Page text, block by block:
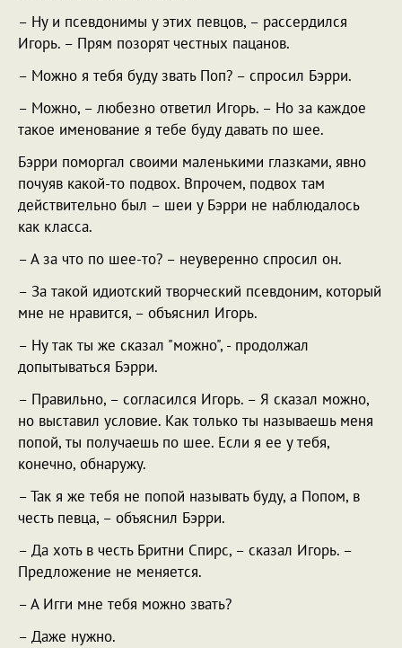
– Ну и псевдонимы у этих певцов, – рассердился
Игорь. – Прям позорят честных пацанов.
– Можно я тебя буду звать Поп? – спросил Бэрри.
– Можно, – любезно ответил Игорь. – Но за каждое
такое именование я тебе буду давать по шее.
Бэрри поморгал своими маленькими глазками, явно
почуяв какой-то подвох. Впрочем, подвох там
действительно был – шеи у Бэрри не наблюдалось
как класса.
– А за что по шее-то? – неуверенно спросил он.
– За такой идиотский творческий псевдоним, который
мне не нравится, – объяснил Игорь.
– Ну так ты же сказал "можно", - продолжал
допытываться Бэрри.
– Правильно, – согласился Игорь. – Я сказал можно,
но выставил условие. Как только ты называешь меня
попой, ты получаешь по шее. Если я ее у тебя,
конечно, обнаружу.
– Так я же тебя не попой называть буду, а Попом, в
честь певца, – объяснил Бэрри.
– Да хоть в честь Бритни Спирс, – сказал Игорь. –
Предложение не меняется.
– А Игги мне тебя можно звать?
– Даже нужно.